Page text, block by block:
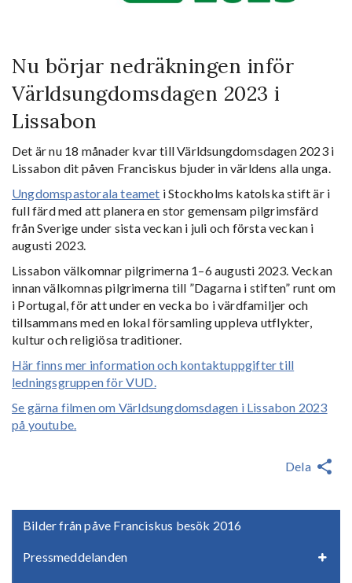
Bilder från påve Franciskus besök 2016
Pressmeddelanden
Nu börjar nedräkningen inför
Världsungdomsdagen 2023 i
Lissabon
Det är nu 18 månader kvar till Världsungdomsdagen 2023 i
Lissabon dit påven Franciskus bjuder in världens alla unga.
Ungdomspastorala teamet i Stockholms katolska stift är i
full färd med att planera en stor gemensam pilgrimsfärd
från Sverige under sista veckan i juli och första veckan i
augusti 2023.
Lissabon välkomnar pilgrimerna 1–6 augusti 2023. Veckan
innan välkomnas pilgrimerna till ”Dagarna i stiften” runt om
i Portugal, för att under en vecka bo i värdfamiljer och
tillsammans med en lokal församling uppleva utflykter,
kultur och religiösa traditioner.
Här finns mer information och kontaktuppgifter till
ledningsgruppen för VUD.
Se gärna filmen om Världsungdomsdagen i Lissabon 2023
på youtube.
Dela